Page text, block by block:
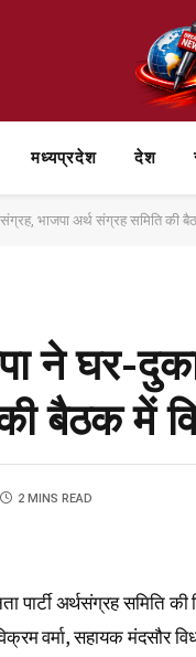
मध्यप्रदेश देश
भाजपा अर्थ संग्रह समिति की
ने घर-
बैठक में
2 MINS READ
पार्टी अर्थसंग्रह समिति
वर्मा, सहायक मंदसौर